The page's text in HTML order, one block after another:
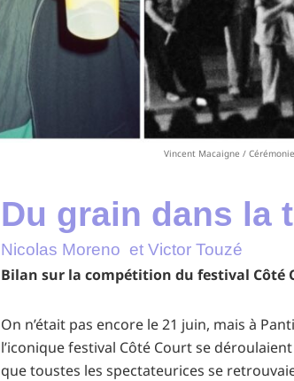
Vincent Macaigne /
Du grain dans la
Nicolas Moreno et Victor Touzé
Bilan sur la compétition du festival Côté
On n’était pas encore le 21 juin, mais à
l’iconique festival Côté Court se
que toustes les spectateurices se